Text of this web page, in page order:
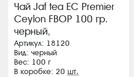
Чай Jaf tea EC Premier
Ceylon FBOP 100 гр.
черный,
фигур.карт.пачка (20)
Артикул: 18120
Вид: черный
Вес: 100 г
В коробке: 20шт.